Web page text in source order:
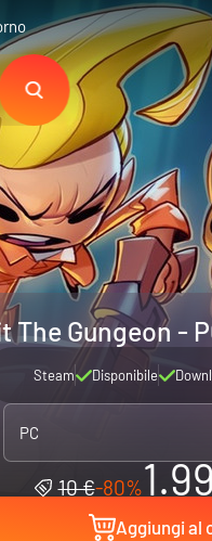
The Gungeon -
Steam Disponibile
PC
10 €-80%
Aggiungi al